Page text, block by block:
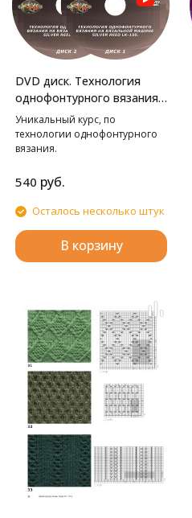
DVD диск. Технология
однофонтурного вязания
на вязальной машине LK-
150. Уроки мастерства.
Уникальный курс, по
технологии однофонтурного
вязания.
540 руб.
Осталось несколько штук
В корзину